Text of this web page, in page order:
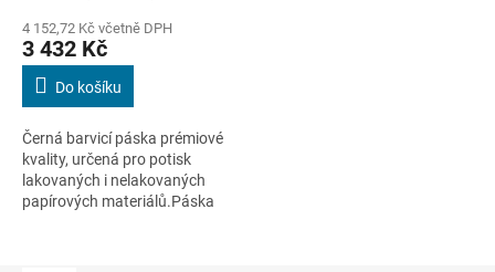
4 152,72 Kč včetně DPH
3 432 Kč
Do košíku
Černá barvicí páska prémiové
kvality, určená pro potisk
lakovaných i nelakovaných
papírových materiálů.Páska